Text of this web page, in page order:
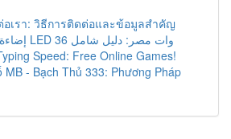
อเรา: วิธีการติดต่อและข้อมูลสำคัญ
إضاءة أرضية دائرية LED 36 وات مصر: دليل شامل
Speed: Free Online Games!
MB - Bạch Thủ 333: Phương Pháp